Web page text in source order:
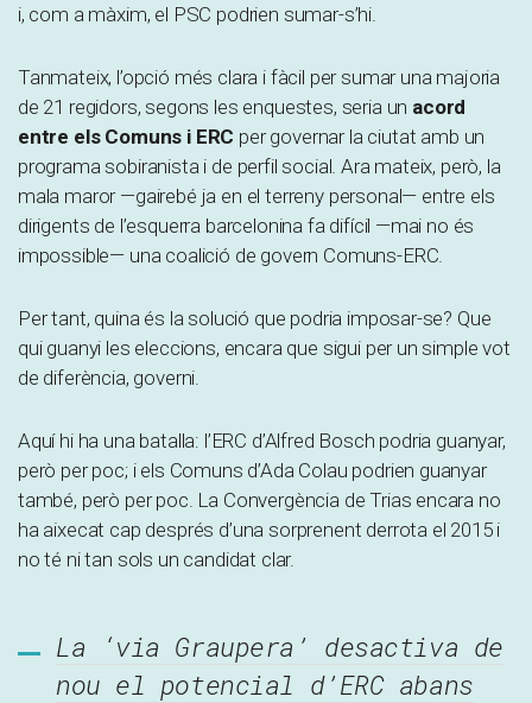
i, com a màxim, el PSC podrien sumar-s’hi.
Tanmateix, l’opció més clara i fàcil per sumar una majoria
de 21 regidors, segons les enquestes, seria un acord
entre els Comuns i ERC per governar la ciutat amb un
programa sobiranista i de perfil social. Ara mateix, però, la
mala maror —gairebé ja en el terreny personal— entre els
dirigents de l’esquerra barcelonina fa difícil —mai no és
impossible— una coalició de govern Comuns-ERC.
Per tant, quina és la solució que podria imposar-se? Que
qui guanyi les eleccions, encara que sigui per un simple vot
de diferència, governi.
Aquí hi ha una batalla: l’ERC d’Alfred Bosch podria guanyar,
però per poc; i els Comuns d’Ada Colau podrien guanyar
també, però per poc. La Convergència de Trias encara no
ha aixecat cap després d’una sorprenent derrota el 2015 i
no té ni tan sols un candidat clar.
La ‘via Graupera’ desactiva de
nou el potencial d’ERC abans